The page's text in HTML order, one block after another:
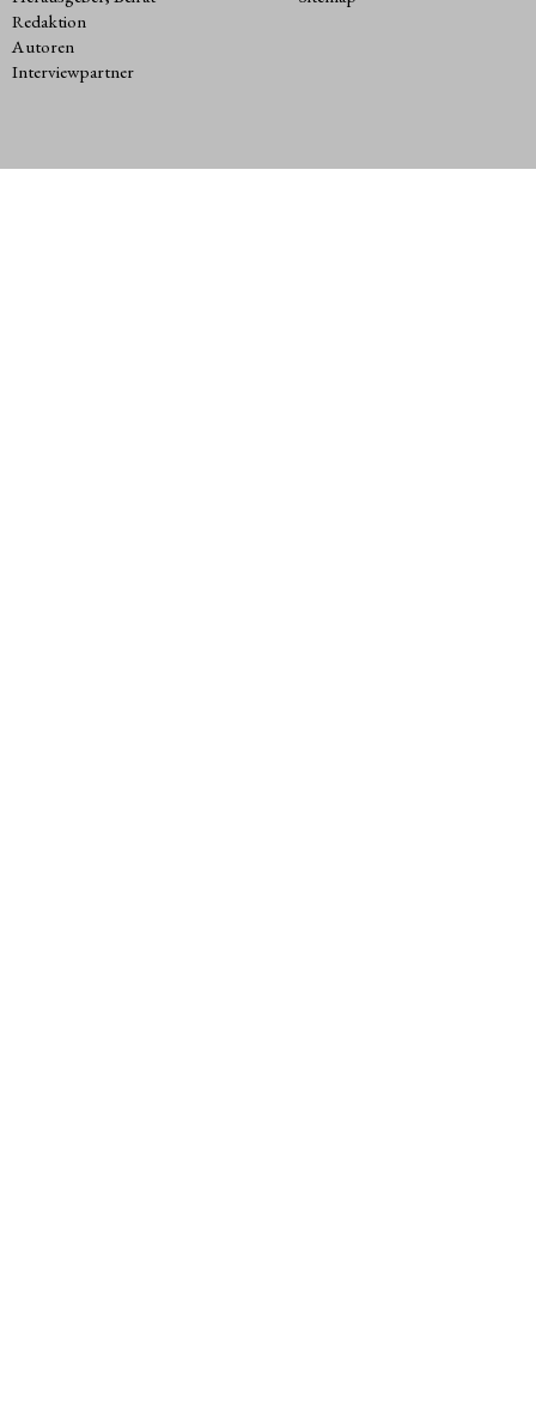
Redaktion
Autoren
Interviewpartner